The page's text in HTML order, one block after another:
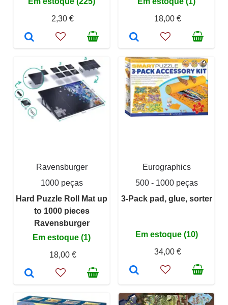
2,30 €
18,00 €
Ravensburger
1000 peças
Hard Puzzle Roll Mat up
to 1000 pieces
Ravensburger
Em estoque (1)
18,00 €
Eurographics
500 - 1000 peças
3-Pack pad, glue, sorter
Em estoque (10)
34,00 €